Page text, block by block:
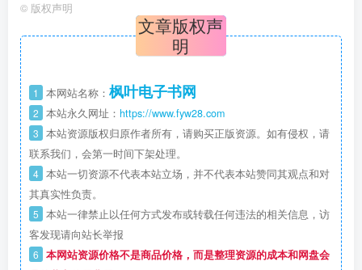
© 版权声明
文章版权声
明
1 本网站名称： 枫叶电子书网
2 本站永久网址： https://www.fyw28.com
3 本站资源版权归原作者所有，请购买正版资源。如有侵权，请
联系我们，会第一时间下架处理。
4 本站一切资源不代表本站立场，并不代表本站赞同其观点和对
其真实性负责。
5 本站一律禁止以任何方式发布或转载任何违法的相关信息，访
客发现请向站长举报
6 本网站资源价格不是商品价格，而是整理资源的成本和网盘会